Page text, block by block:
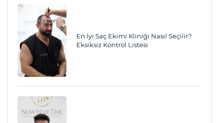
En İyi Saç Ekimi Kliniği Nasıl Seçilir?
Eksiksiz Kontrol Listesi